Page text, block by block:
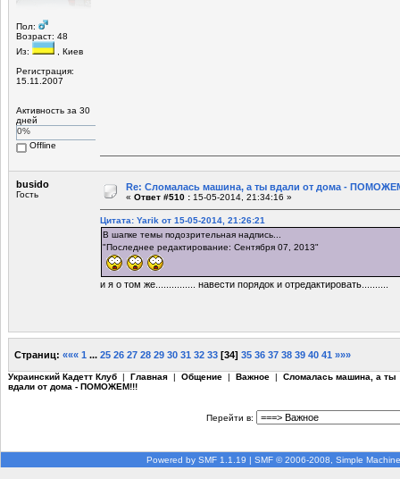
Пол:
Возраст: 48
Из:
, Киев
Регистрация:
15.11.2007
Активность за 30
дней
0%
Offline
busido
Гость
Re: Сломалась машина, а ты вдали от дома -
« Ответ #510 : 15-05-2014, 21:34:16 »
Цитата: Yarik от 15-05-2014, 21:26:21
В шапке темы подозрительная надпись...
"Последнее редактирование: Сентября 07, 2013"
и я о том же............... навести порядок и отредактировать..........
Страниц: ««« 1 ... 25 26 27 28 29 30 31 32 33 [34] 35 36 37 38 39 40 41 »»»
Украинский Кадетт Клуб | Главная | Общение | Важное | Сломалась машина, а ты
вдали от дома - ПОМОЖЕМ!!!
Перейти в:
Powered by SMF 1.1.19 | SMF © 2006-2008, Simple